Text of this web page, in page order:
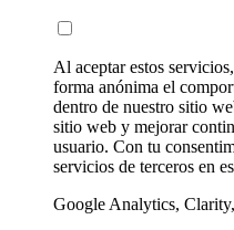
Al aceptar estos
forma anónima el
dentro de nuestro sitio
sitio web y mejorar
usuario. Con tu
servicios de terceros en
Google Analytics,